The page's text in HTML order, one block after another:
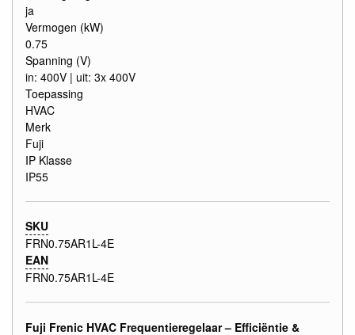
ja
Vermogen (kW)
0.75
Spanning (V)
in: 400V | uit: 3x 400V
Toepassing
HVAC
Merk
Fuji
IP Klasse
IP55
SKU
FRN0.75AR1L-4E
EAN
FRN0.75AR1L-4E
Fuji Frenic HVAC Frequentieregelaar – Efficiëntie &